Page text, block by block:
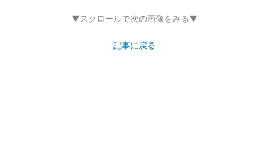
▼スクロールで次の画像をみる▼
記事に戻る